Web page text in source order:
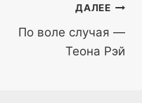
ДАЛЕЕ
По воле случая —
Теона Рэй